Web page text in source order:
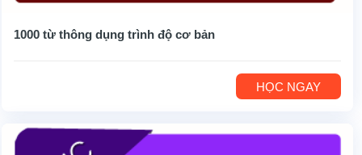
1000 từ thông dụng trình độ cơ bản
HỌC NGAY